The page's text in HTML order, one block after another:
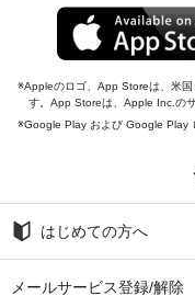
Appleのロゴ、App Storeは、米
す。App Storeは、Apple Inc.の
Google Play および Google Play
はじめての方へ
メールサービス登録/解除